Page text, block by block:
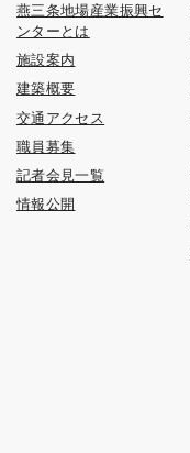
燕三条地場産業振興セ
ンターとは
施設案内
建築概要
交通アクセス
職員募集
記者会見一覧
情報公開